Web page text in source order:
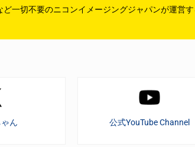
一切不要のニコンイメージングジャパンが運営す
ん 公式YouTube Channel